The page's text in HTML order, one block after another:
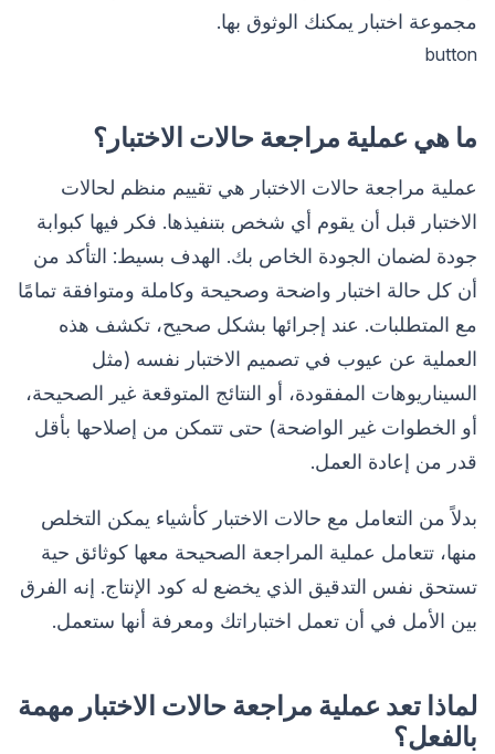
مجموعة اختبار يمكنك الوثوق بها.
button
ما هي عملية مراجعة حالات الاختبار؟
عملية مراجعة حالات الاختبار هي تقييم منظم لحالات
الاختبار قبل أن يقوم أي شخص بتنفيذها. فكر فيها كبوابة
جودة لضمان الجودة الخاص بك. الهدف بسيط: التأكد من
أن كل حالة اختبار واضحة وصحيحة وكاملة ومتوافقة تمامًا
مع المتطلبات. عند إجرائها بشكل صحيح، تكشف هذه
العملية عن عيوب في تصميم الاختبار نفسه (مثل
السيناريوهات المفقودة، أو النتائج المتوقعة غير الصحيحة،
أو الخطوات غير الواضحة) حتى تتمكن من إصلاحها بأقل
قدر من إعادة العمل.
بدلاً من التعامل مع حالات الاختبار كأشياء يمكن التخلص
منها، تتعامل عملية المراجعة الصحيحة معها كوثائق حية
تستحق نفس التدقيق الذي يخضع له كود الإنتاج. إنه الفرق
بين الأمل في أن تعمل اختباراتك ومعرفة أنها ستعمل.
لماذا تعد عملية مراجعة حالات الاختبار مهمة
بالفعل؟